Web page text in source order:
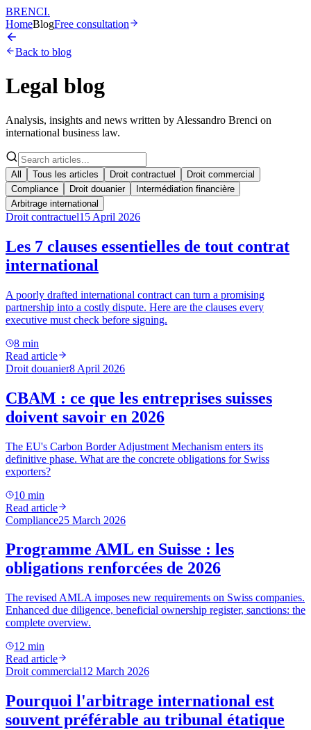
BRENCI.
HomeBlogFree consultation
Back to blog
Legal blog
Analysis, insights and news written by Alessandro Brenci on
international business law.
All Tous les articles Droit contractuel
Droit commercial
Compliance
Droit douanier
Intermédiation financière
Arbitrage international
Droit contractuel15 April 2026
Les 7 clauses essentielles de tout contrat
international
A poorly drafted international contract can turn a promising
partnership into a costly dispute. Here are the clauses every
executive must check before signing.
8 min
Read article
Droit douanier8 April 2026
CBAM : ce que les entreprises suisses
doivent savoir en 2026
The EU's Carbon Border Adjustment Mechanism enters its
definitive phase. What are the concrete obligations for Swiss
exporters?
10 min
Read article
Compliance25 March 2026
Programme AML en Suisse : les
obligations renforcées de 2026
The revised AMLA imposes new requirements on Swiss companies.
Enhanced due diligence, beneficial ownership register, sanctions: the
complete overview.
12 min
Read article
Droit commercial12 March 2026
Pourquoi l'arbitrage international est
souvent préférable au tribunal étatique